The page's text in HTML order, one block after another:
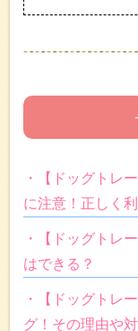
・【ドッグトレ
に注意！正しく
・【ドッグトレ
はできる？
・【ドッグトレ
グ！その理由や